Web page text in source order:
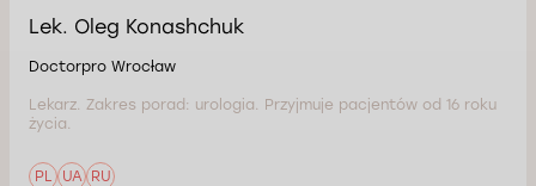
Lek. Oleg Konashchuk
Doctorpro Wrocław
Lekarz. Zakres porad: urologia. Przyjmuje pacjentów od 16 roku
życia.
PL UA RU